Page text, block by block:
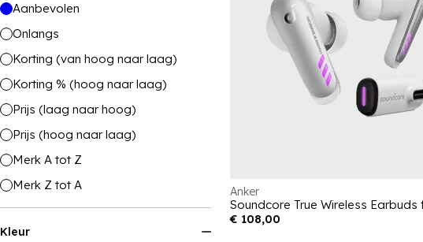
Aanbevolen
Onlangs
Korting (van hoog naar laag)
Korting % (hoog naar laag)
Prijs (laag naar hoog)
Prijs (hoog naar laag)
Merk A tot Z
Merk Z tot A
Kleur
Anker
€ 108,00